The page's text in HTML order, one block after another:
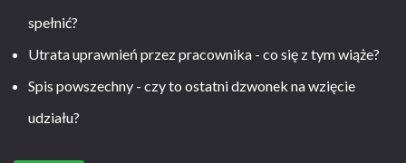
spełnić?
Utrata uprawnień przez pracownika - co się z tym wiąże?
Spis powszechny - czy to ostatni dzwonek na wzięcie
udziału?